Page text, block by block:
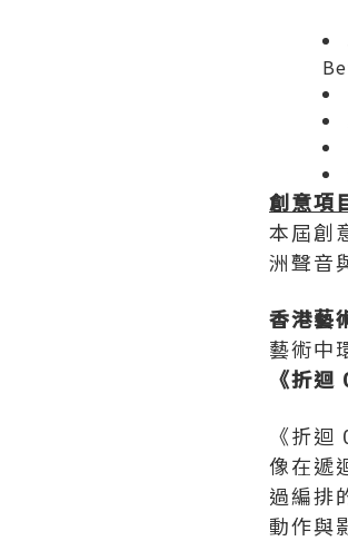
創意項
本屆創
洲聲音
香港藝
藝術中
《折迴
《折
像在遞
過編排
動作與